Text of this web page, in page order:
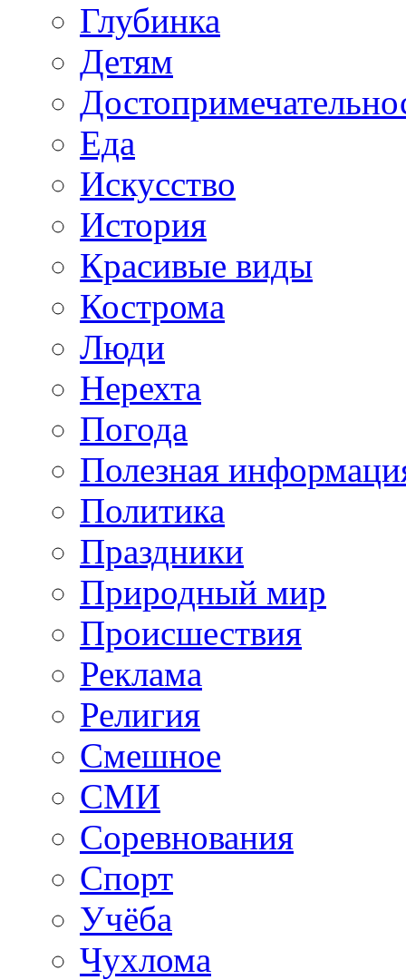
Глубинка
Детям
Еда
Искусство
История
Красивые виды
Кострома
Люди
Нерехта
Погода
Полезная
Политика
Праздники
Природный мир
Происшествия
Реклама
Религия
Смешное
СМИ
Соревнования
Спорт
Учёба
Чухлома